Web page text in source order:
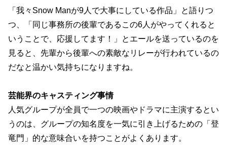
「我々Snow Manが9人で大事にしている作品」と語りつ
つ、「同じ事務所の後輩であるこの6人がやってくれると
いうことで、応援してます！」とエールを送っているのを
見ると、先輩から後輩への素敵なリレーが行われているの
だなと温かい気持ちになりますね。
芸能界のキャスティング事情
人気グループが全員で一つの映画やドラマに主演するとい
うのは、グループの知名度を一気に引き上げるための「登
竜門」的な意味合いを持つことがよくあります。